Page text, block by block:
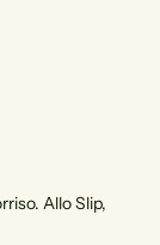
Allo Slip,